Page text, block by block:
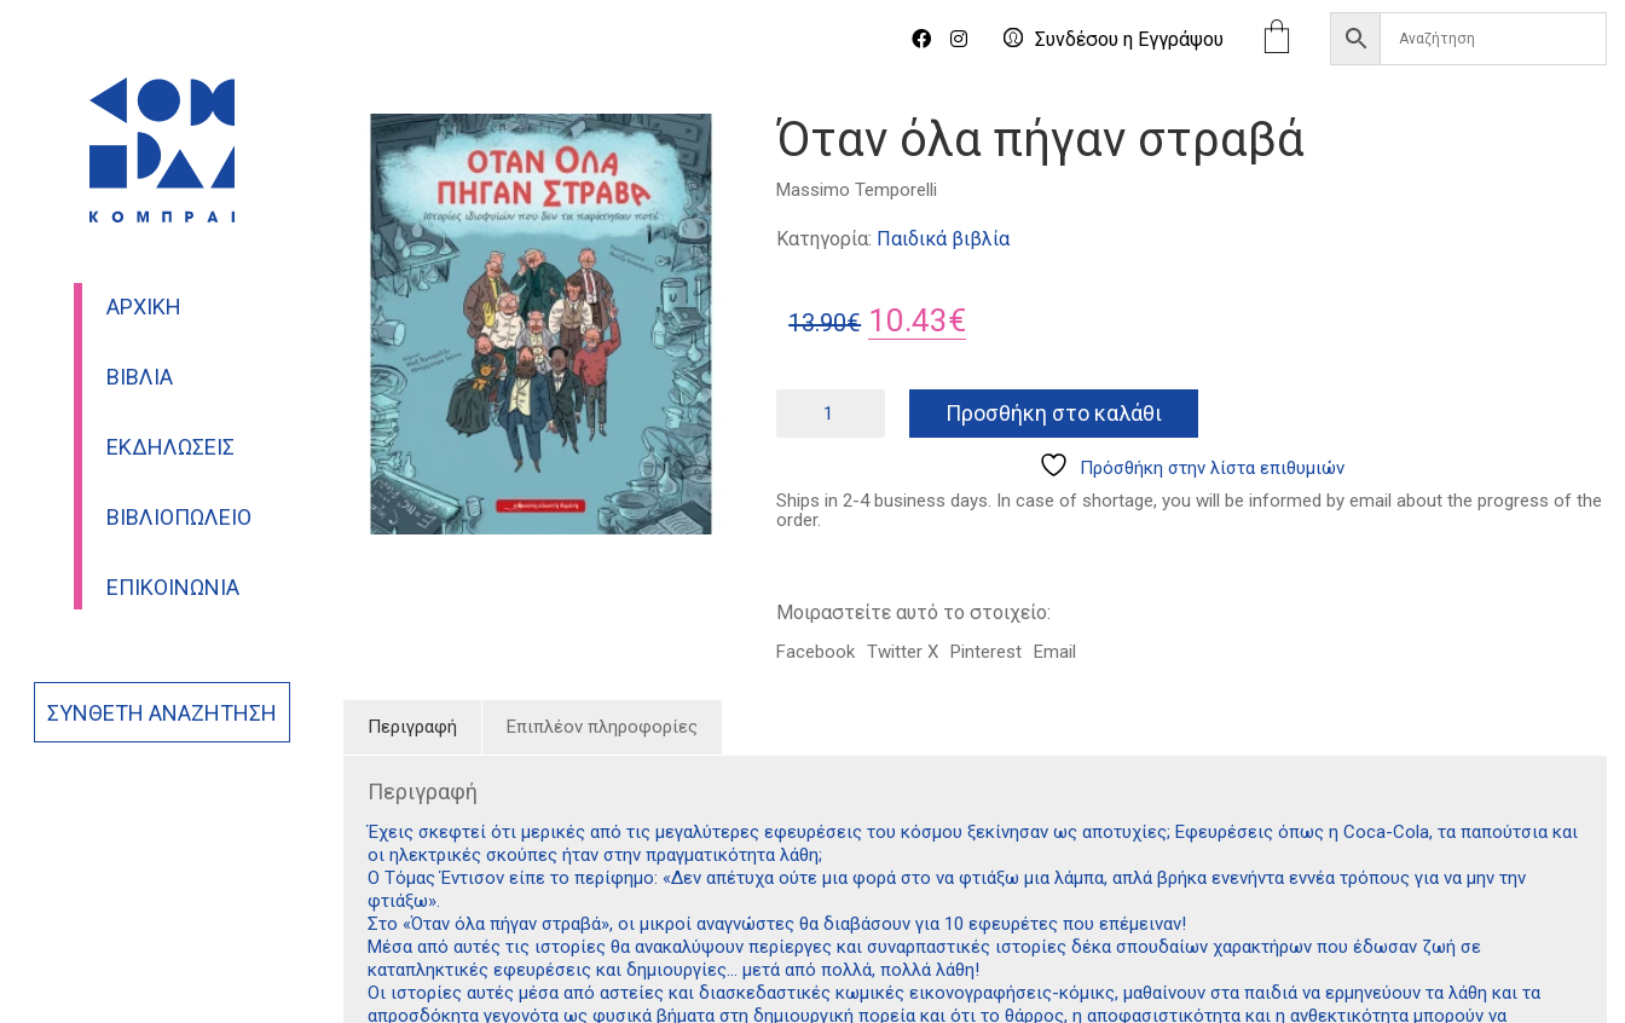
Συνδέσου η Eγγράψου
ΑΡΧΙΚΉ
ΒΙΒΛΊΑ
ΕΚΔΗΛΏΣΕΙΣ
ΒΙΒΛΙΟΠΩΛΕΊΟ
ΕΠΙΚΟΙΝΩΝΊΑ
ΣΎΝΘΕΤΗ ΑΝΑΖΉΤΗΣΗ
Όταν όλα πήγαν στραβά
Massimo Temporelli
Κατηγορία: Παιδικά βιβλία
13.90€ Original
was:
13.90€.
10.43€
τιμή
είναι:
10.43€.
ποσότητα
Προσθήκη στο καλάθι
Πρόσθήκη στην λίστα επιθυμιών
Ships in 2-4 business days. In case of shortage, you will be informed by email about the progress of the
order.
Μοιραστείτε αυτό το στοιχείο:
Facebook Twitter X Pinterest Email
Περιγραφή Επιπλέον πληροφορίες
Περιγραφή
Έχεις σκεφτεί ότι μερικές από τις μεγαλύτερες εφευρέσεις του κόσμου ξεκίνησαν ως αποτυχίες; Εφευρέσεις όπως η Coca-Cola, τα παπούτσια και
οι ηλεκτρικές σκούπες ήταν στην πραγματικότητα λάθη;
Ο Τόμας Έντισον είπε το περίφημο: «Δεν απέτυχα ούτε μια φορά στο να φτιάξω μια λάμπα, απλά βρήκα ενενήντα εννέα τρόπους για να μην την
φτιάξω».
Στο «Όταν όλα πήγαν στραβά», οι μικροί αναγνώστες θα διαβάσουν για 10 εφευρέτες που επέμειναν!
Μέσα από αυτές τις ιστορίες θα ανακαλύψουν περίεργες και συναρπαστικές ιστορίες δέκα σπουδαίων χαρακτήρων που έδωσαν ζωή σε
καταπληκτικές εφευρέσεις και δημιουργίες… μετά από πολλά, πολλά λάθη!
Οι ιστορίες αυτές μέσα από αστείες και διασκεδαστικές κωμικές εικονογραφήσεις-κόμικς, μαθαίνουν στα παιδιά να ερμηνεύουν τα λάθη και τα
απροσδόκητα γεγονότα ως φυσικά βήματα στη δημιουργική πορεία και ότι το θάρρος, η αποφασιστικότητα και η ανθεκτικότητα μπορούν να